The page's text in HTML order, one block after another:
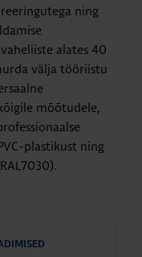
ning
alates 40
välja tööriistu
mõõtudele,
plastikust ning